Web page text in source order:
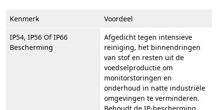
Kenmerk
Voordeel
IP54, IP56 Of IP66
Bescherming
Afgedicht tegen intensieve
reiniging, het binnendringen
van stof en resten uit de
voedselproductie om
monitorstoringen en
onderhoud in natte industriële
omgevingen te verminderen.
Behoudt de IP-bescherming